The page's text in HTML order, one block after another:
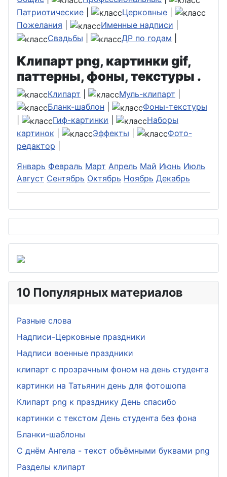
Патриотические
Церковные
Пожелания
Именные надписи
Свадьбы
ДР по годам
Клипарт png, картинки gif,
паттерны, фоны, текстуры .
Клипарт Муль-клипарт
Бланк-шаблон
Фоны-текстуры
Гиф-картинки
Наборы
картинок
Эффекты
Фото-
редактор
Январь Февраль Март Апрель Май Июнь Июль
Август Сентябрь Октябрь Ноябрь Декабрь
10 Популярных материалов
Разные слова
Надписи-Церковные праздники
Надписи военные праздники
клипарт с прозрачным фоном на день студента
картинки на Татьянин день для фотошопа
Клипарт png к празднику День спасибо
картинки с текстом День студента без фона
Бланки-шаблоны
С днём Ангела - текст объёмными буквами png
Разделы клипарт